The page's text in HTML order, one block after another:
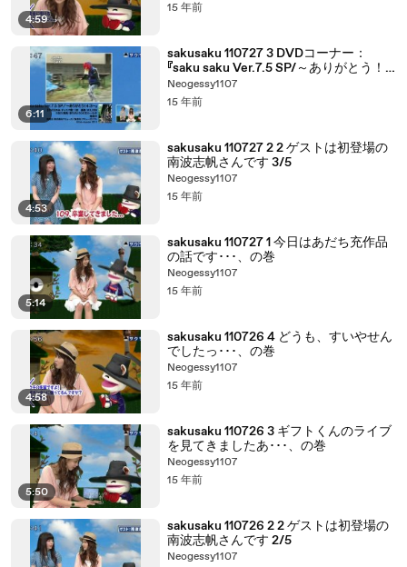
4:59
15 年前
6:11
sakusaku 110727 3 DVDコーナー：
『saku saku Ver.7.5 SP/～ありがとう！
4:3～』
Neogessy1107
15 年前
4:53
sakusaku 110727 2 2 ゲストは初登場の
南波志帆さんです 3/5
Neogessy1107
15 年前
5:14
sakusaku 110727 1 今日はあだち充作品
の話です･･･、の巻
Neogessy1107
15 年前
4:58
sakusaku 110726 4 どうも、すいやせん
でしたっ･･･、の巻
Neogessy1107
15 年前
5:50
sakusaku 110726 3 ギフトくんのライブ
を見てきましたあ･･･、の巻
Neogessy1107
15 年前
sakusaku 110726 2 2 ゲストは初登場の
南波志帆さんです 2/5
Neogessy1107